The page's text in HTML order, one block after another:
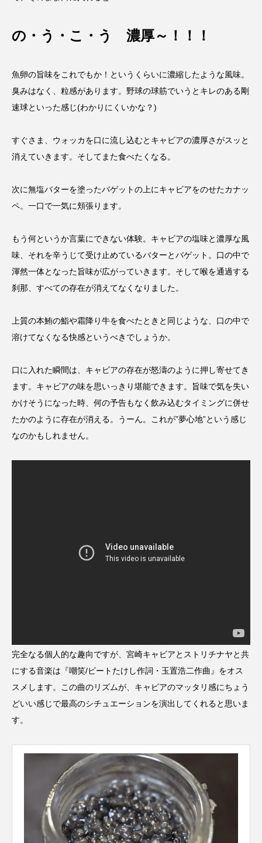
の・う・こ・う 濃厚～！！！
魚卵の旨味をこれでもか！というくらいに濃縮したような風味。
臭みはなく、粒感があります。野球の球筋でいうとキレのある剛
速球といった感じ(わかりにくいかな？)
すぐさま、ウォッカを口に流し込むとキャビアの濃厚さがスッと
消えていきます。そしてまた食べたくなる。
次に無塩バターを塗ったバゲットの上にキャビアをのせたカナッ
ペ。一口で一気に頬張ります。
もう何というか言葉にできない体験。キャビアの塩味と濃厚な風
味、それを辛うじて受け止めているバターとバゲット。口の中で
渾然一体となった旨味が広がっていきます。そして喉を通過する
刹那、すべての存在が消えてなくなりました。
上質の本鮪の鮨や霜降り牛を食べたときと同じような、口の中で
溶けてなくなる快感というべきでしょうか。
口に入れた瞬間は、キャビアの存在が怒濤のように押し寄せてき
ます。キャビアの味を思いっきり堪能できます。旨味で気を失い
かけそうになった時、何の予告もなく飲み込むタイミングに併せ
たかのように存在が消える。うーん。これが”夢心地”という感じ
なのかもしれません。
完全なる個人的な趣向ですが、宮崎キャビアとストリチナヤと共
にする音楽は『嘲笑/ビートたけし作詞・玉置浩二作曲』をオス
スメします。この曲のリズムが、キャビアのマッタリ感にちょう
どいい感じで最高のシチュエーションを演出してくれると思いま
す。